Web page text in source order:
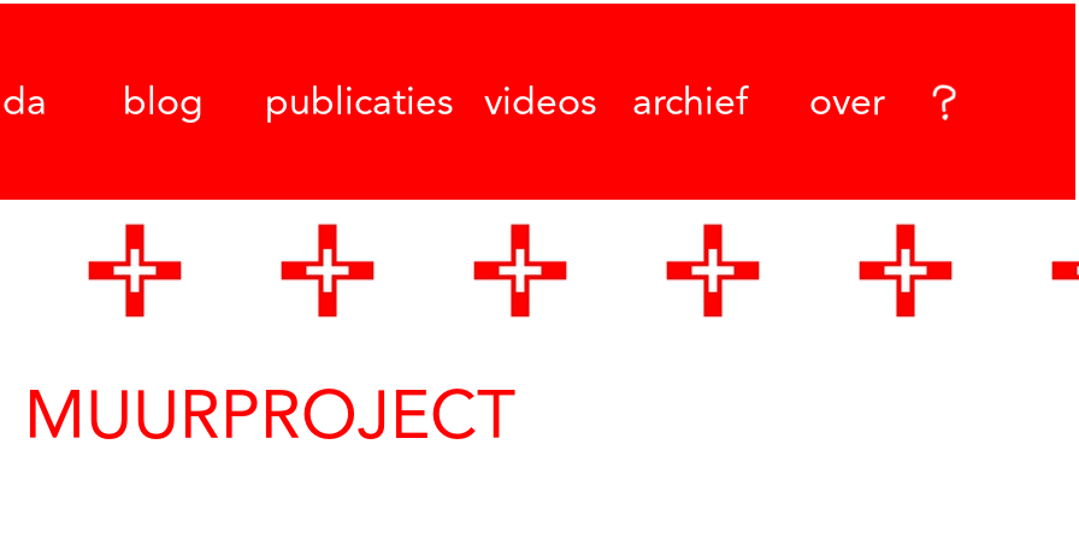
blog publicaties videos archief over
MUURPROJECT